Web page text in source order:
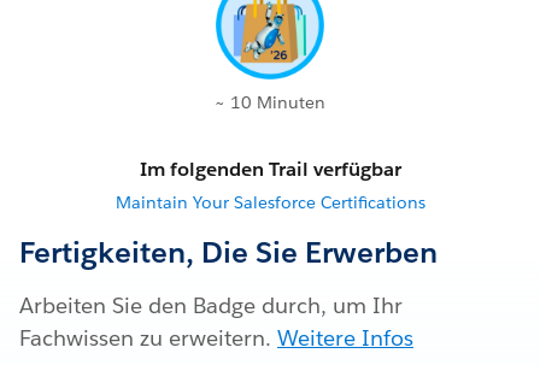
~ 10 Minuten
Im folgenden Trail verfügbar
Maintain Your Salesforce Certifications
Fertigkeiten, Die Sie Erwerben
Arbeiten Sie den Badge durch, um Ihr
Fachwissen zu erweitern. Weitere Infos